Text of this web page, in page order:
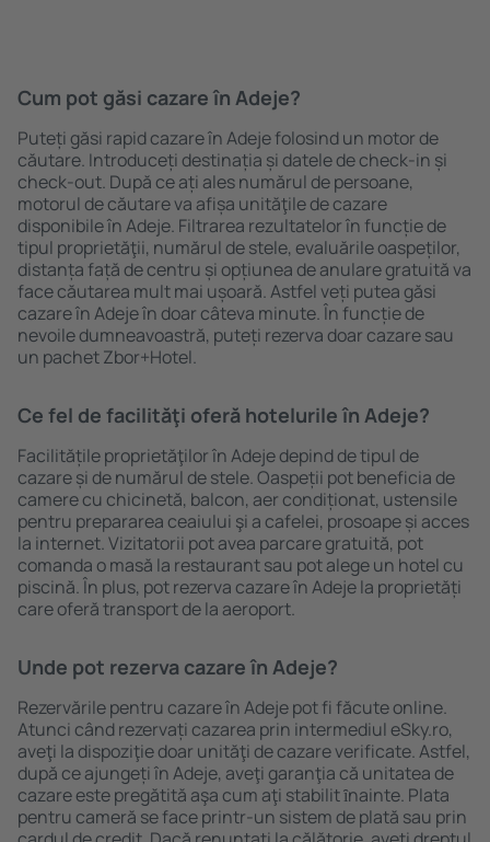
Cum pot găsi cazare în Adeje?
Puteți găsi rapid cazare în Adeje folosind un motor de
căutare. Introduceți destinația și datele de check-in și
check-out. După ce ați ales numărul de persoane,
motorul de căutare va afișa unităţile de cazare
disponibile în Adeje. Filtrarea rezultatelor în funcție de
tipul proprietăţii, numărul de stele, evaluările oaspeților,
distanța față de centru și opțiunea de anulare gratuită va
face căutarea mult mai ușoară. Astfel veți putea găsi
cazare în Adeje în doar câteva minute. În funcție de
nevoile dumneavoastră, puteți rezerva doar cazare sau
un pachet Zbor+Hotel.
Ce fel de facilităţi oferă hotelurile în Adeje?
Facilitățile proprietăţilor în Adeje depind de tipul de
cazare și de numărul de stele. Oaspeții pot beneficia de
camere cu chicinetă, balcon, aer condiționat, ustensile
pentru prepararea ceaiului şi a cafelei, prosoape și acces
la internet. Vizitatorii pot avea parcare gratuită, pot
comanda o masă la restaurant sau pot alege un hotel cu
piscină. În plus, pot rezerva cazare în Adeje la proprietăți
care oferă transport de la aeroport.
Unde pot rezerva cazare în Adeje?
Rezervările pentru cazare în Adeje pot fi făcute online.
Atunci când rezervați cazarea prin intermediul eSky.ro,
aveţi la dispoziţie doar unităţi de cazare verificate. Astfel,
după ce ajungeți în Adeje, aveţi garanţia că unitatea de
cazare este pregătită aşa cum aţi stabilit ȋnainte. Plata
pentru cameră se face printr-un sistem de plată sau prin